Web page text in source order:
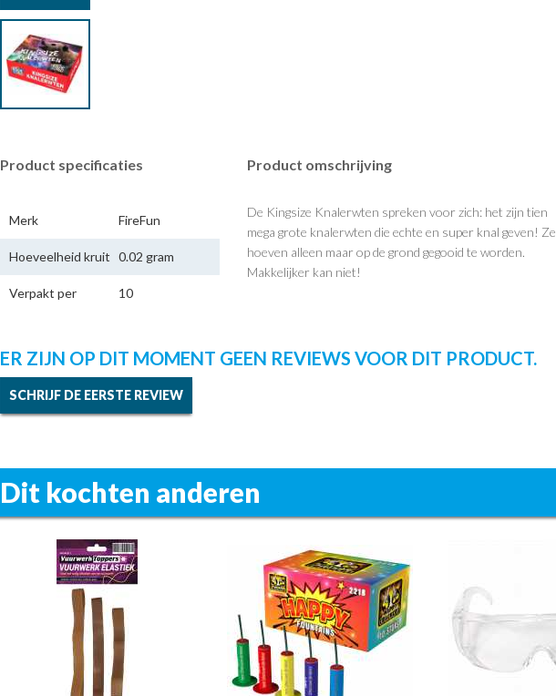
Product specificaties
Merk FireFun
Hoeveelheid kruit 0.02 gram
Verpakt per 10
Product omschrijving
De Kingsize Knalerwten spreken voor zich: het zijn tien
mega grote knalerwten die echte en super knal geven! Ze
hoeven alleen maar op de grond gegooid te worden.
Makkelijker kan niet!
ER ZIJN OP DIT MOMENT GEEN REVIEWS VOOR DIT PRODUCT.
SCHRIJF DE EERSTE REVIEW
Dit kochten anderen